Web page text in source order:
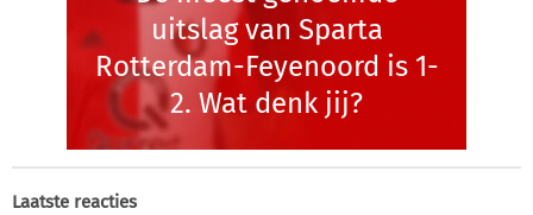
uitslag van Sparta
Rotterdam-Feyenoord is 1-
2. Wat denk jij?
Laatste reacties